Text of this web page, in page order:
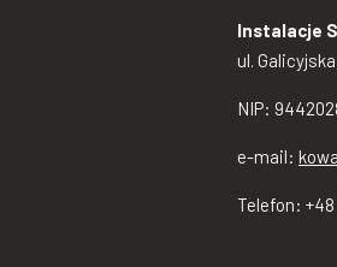
Instalacje
ul.
NIP:
e-mail:
Telefon: +48